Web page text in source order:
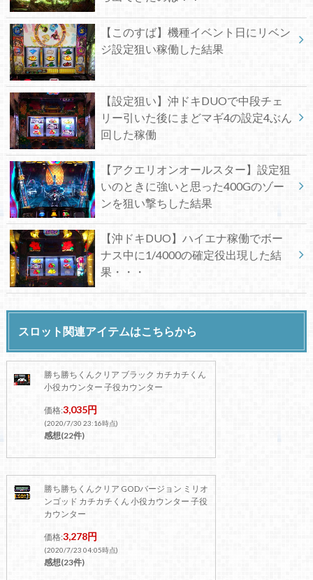
【このすば】機種イベント日にリベン
ジ設定狙い稼働した結果
【設定狙い】沖ドキDUOで中段チェ
リー引いた後にまどマギ4の設定4ぶん
回した稼働
【アクエリオンオールスター】設定狙
いのときに強いと思った400Gのゾー
ンを狙い撃ちした結果
【沖ドキDUO】ハイエナ稼働でボー
ナス中に1/4000の確定役出現した結
果・・・
スロット関連アイテムはこちらから
勝ち勝ちくんクリア ブラック カチカチくん
小役カウンター 子役カウンター
価格:3,035円
(2020/7/30 23:16時点)
感想(22件)
勝ち勝ちくんクリア GODバージョン ミリオ
ンゴッド カチカチくん 小役カウンター 子役
カウンター
価格:3,278円
(2020/7/23 04:05時点)
感想(23件)